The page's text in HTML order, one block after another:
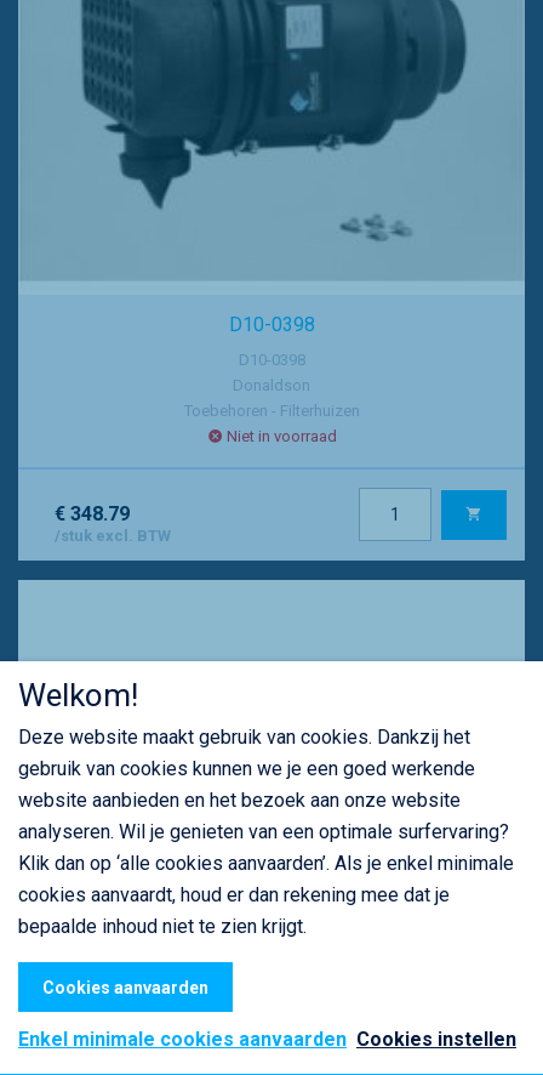
D10-0398
D10-0398
Donaldson
Toebehoren - Filterhuizen
Niet in voorraad
€ 348.79
/stuk excl. BTW
DG-DS160-280
Welkom!
Deze website maakt gebruik van cookies. Dankzij het
gebruik van cookies kunnen we je een goed werkende
website aanbieden en het bezoek aan onze website
analyseren. Wil je genieten van een optimale surfervaring?
Klik dan op ‘alle cookies aanvaarden’. Als je enkel minimale
cookies aanvaardt, houd er dan rekening mee dat je
bepaalde inhoud niet te zien krijgt.
Cookies aanvaarden
Enkel minimale cookies aanvaarden Cookies instellen